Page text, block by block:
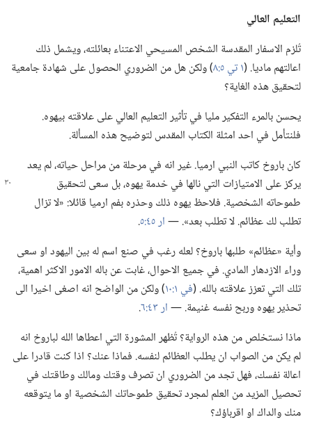
التعليم العالي
تُلزم الاسفار المقدسة الشخص المسيحي الاعتناء بعائلته،‏ ويشمل ذلك
اعالتهم ماديا.‏ (‏١ تي ٥:‏٨
‏)‏ ولكن هل من الضروري الحصول على شهادة جامعية
لتحقيق هذه الغاية؟‏
يحسن بالمرء التفكير مليا في تأثير التعليم العالي على علاقته بيهوه.‏
فلنتأمل في احد امثلة الكتاب المقدس لتوضيح هذه المسألة.‏
كان باروخ كاتب النبي ارميا.‏ غير انه في مرحلة من مراحل حياته،‏ لم يعد
يركز على الامتيازات التينالها في خدمة يهوه،‏ بل سعى لتحقيق
طموحاته الشخصية.‏ فلاحظ يهوه ذلك وحذره بفم ارميا قائلا:‏ «لا تزال
تطلب لك عظائم.‏ لا تطلب بعد».‏ —‏ار ٤٥:‏٥
‏.‏
وأية «عظائم» طلبها باروخ؟‏ لعله رغب في صنع اسم له بين اليهود او سعى
وراء الازدهار المادي.‏ في جميع الاحوال،‏ غابت عن باله الامور الاكثر اهمية،‏
تلك التي تعزز علاقته بالله.‏ (‏في ١:‏١٠
‏)‏ ولكن من الواضح انه اصغى اخيرا الى
تحذير يهوه وربح نفسه غنيمة.‏ —‏ار ٤٣:‏٦
‏.‏
ماذا نستخلص من هذه الرواية؟‏ تُظهر المشورة التي اعطاها الله لباروخ انه
لم يكن من الصواب ان يطلب العظائم لنفسه.‏ فماذا عنك؟‏ اذا كنت قادرا على
اعالة نفسك،‏ فهل تجد من الضروري ان تصرف وقتك ومالك وطاقتك في
تحصيل المزيد من العلم لمجرد تحقيق طموحاتك الشخصية او ما يتوقعه
منك والداك او اقرباؤك؟‏